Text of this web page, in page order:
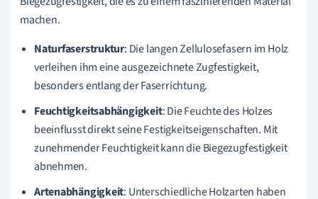
machen.
Naturfaserstruktur: Die langen Zellulosefasern im Holz
verleihen ihm eine ausgezeichnete Zugfestigkeit,
besonders entlang der Faserrichtung.
Feuchtigkeitsabhängigkeit: Die Feuchte des Holzes
beeinflusst direkt seine Festigkeitseigenschaften. Mit
zunehmender Feuchtigkeit kann die Biegezugfestigkeit
abnehmen.
Artenabhängigkeit: Unterschiedliche Holzarten haben